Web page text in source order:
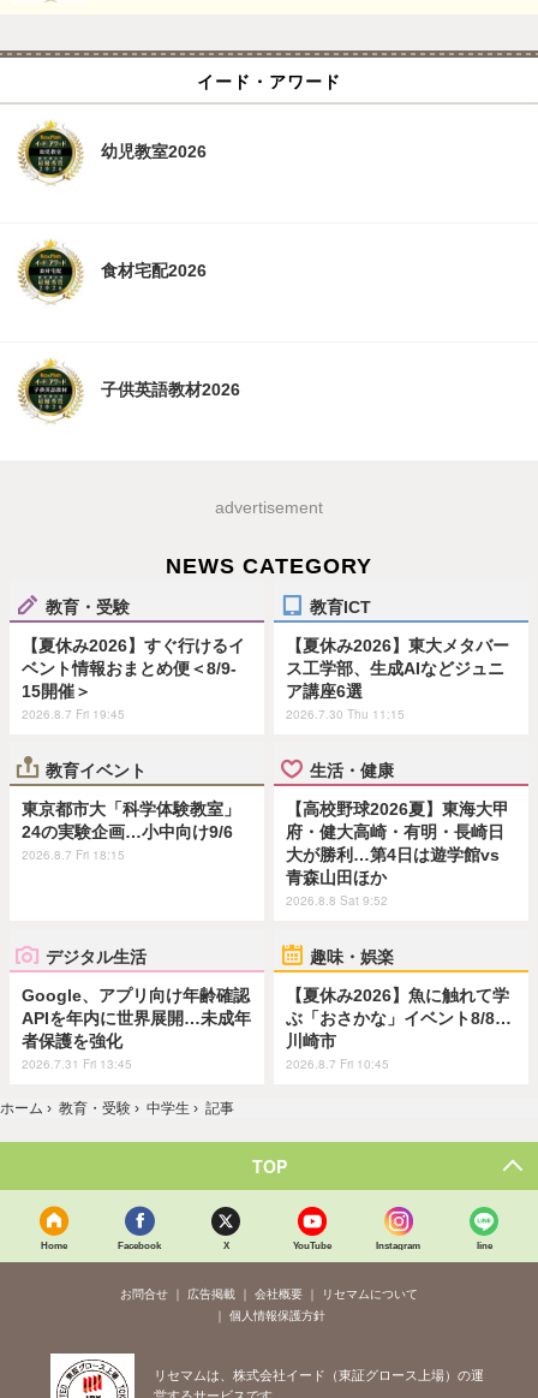
イード・アワード
幼児教室2026
食材宅配2026
子供英語教材2026
advertisement
NEWS CATEGORY
教育・受験
【夏休み2026】すぐ行けるイ
ベント情報おまとめ便＜8/9-
15開催＞
2026.8.7 Fri 19:45
教育ICT
【夏休み2026】東大メタバー
ス工学部、生成AIなどジュニ
ア講座6選
2026.7.30 Thu 11:15
教育イベント
東京都市大「科学体験教室」
24の実験企画…小中向け9/6
2026.8.7 Fri 18:15
生活・健康
【高校野球2026夏】東海大甲
府・健大高崎・有明・長崎日
大が勝利…第4日は遊学館vs
青森山田ほか
2026.8.8 Sat 9:52
デジタル生活
Google、アプリ向け年齢確認
APIを年内に世界展開…未成年
者保護を強化
2026.7.31 Fri 13:45
趣味・娯楽
【夏休み2026】魚に触れて学
ぶ「おさかな」イベント8/8…
川崎市
2026.8.7 Fri 10:45
ホーム › 教育・受験 › 中学生 › 記事
TOP
Home Facebook X YouTube Instagram line
お問合せ 広告掲載 会社概要
リセマムについて
個人情報保護方針
リセマムは、株式会社イード（東証グロース上場）の運